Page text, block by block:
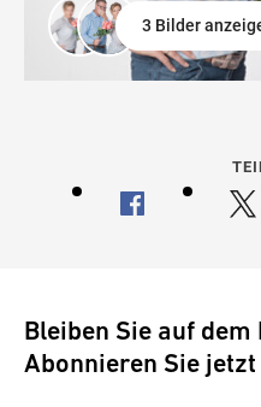
3 Bilder
Bleiben Sie auf dem
Abonnieren Sie